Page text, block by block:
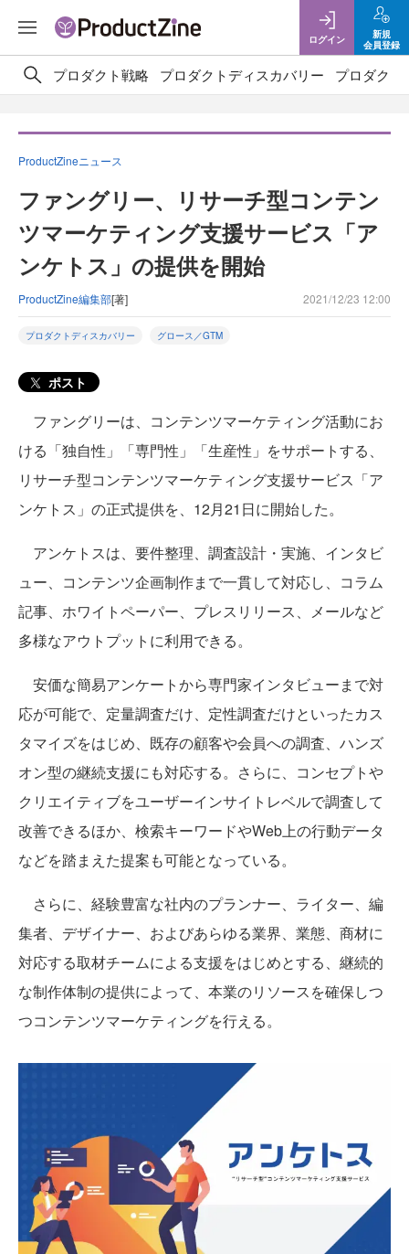
ログイン
新規
会員登録
プロダクト戦略 プロダクトディスカバリー プロダクト
ProductZineニュース
ファングリー、リサーチ型コンテン
ツマーケティング支援サービス「ア
ンケトス」の提供を開始
ProductZine編集部[著] 2021/12/23 12:00
プロダクトディスカバリー グロース／GTM
ポスト
ファングリーは、コンテンツマーケティング活動にお
ける「独自性」「専門性」「生産性」をサポートする、
リサーチ型コンテンツマーケティング支援サービス「ア
ンケトス」の正式提供を、12月21日に開始した。
アンケトスは、要件整理、調査設計・実施、インタビ
ュー、コンテンツ企画制作まで一貫して対応し、コラム
記事、ホワイトペーパー、プレスリリース、メールなど
多様なアウトプットに利用できる。
安価な簡易アンケートから専門家インタビューまで対
応が可能で、定量調査だけ、定性調査だけといったカス
タマイズをはじめ、既存の顧客や会員への調査、ハンズ
オン型の継続支援にも対応する。さらに、コンセプトや
クリエイティブをユーザーインサイトレベルで調査して
改善できるほか、検索キーワードやWeb上の行動データ
などを踏まえた提案も可能となっている。
さらに、経験豊富な社内のプランナー、ライター、編
集者、デザイナー、およびあらゆる業界、業態、商材に
対応する取材チームによる支援をはじめとする、継続的
な制作体制の提供によって、本業のリソースを確保しつ
つコンテンツマーケティングを行える。